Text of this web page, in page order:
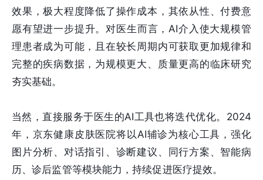
效果，极大程度降低了操作成本，其依从性、付费意
愿有望进一步提升。对医生而言，AI介入使大规模管
理患者成为可能，且在较长周期内可获取更加规律和
完整的疾病数据，为规模更大、质量更高的临床研究
夯实基础。
当然，直接服务于医生的AI工具也将迭代优化。2024
年，京东健康皮肤医院将以AI辅诊为核心工具，强化
图片分析、对话指引、诊断建议、同行方案、智能病
历、诊后监管等模块能力，持续促进医疗提效。